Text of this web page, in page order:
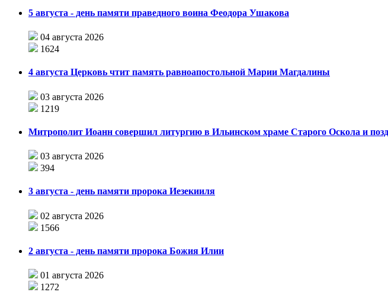
5 августа - день памяти праведного воина Феодора Ушакова
04 августа 2026
1624
4 августа Церковь чтит память равноапостольной Марии Магдалины
03 августа 2026
1219
Митрополит Иоанн совершил литургию в Ильинском храме Старого Оскола и
03 августа 2026
394
3 августа - день памяти пророка Иезекииля
02 августа 2026
1566
2 августа - день памяти пророка Божия Илии
01 августа 2026
1272